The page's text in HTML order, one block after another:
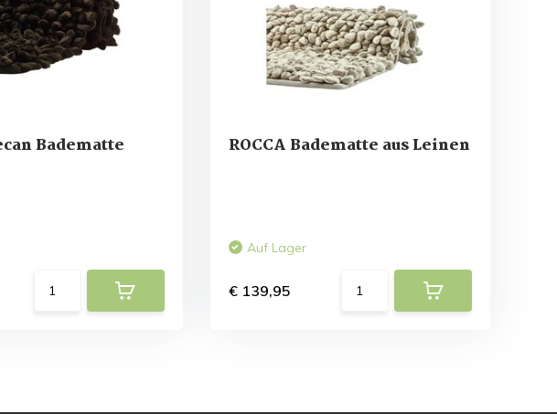
Badematte ROCCA Badematte aus Leinen
Auf Lager
€ 139,95